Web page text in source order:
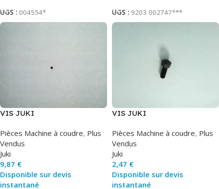
UGS : 004554*
UGS : 9203 002747***
VIS JUKI
Pièces Machine à coudre, Plus
Vendus
Juki
9,87 €
Disponible sur devis
instantané
VIS JUKI
Pièces Machine à coudre, Plus
Vendus
Juki
2,47 €
Disponible sur devis
instantané